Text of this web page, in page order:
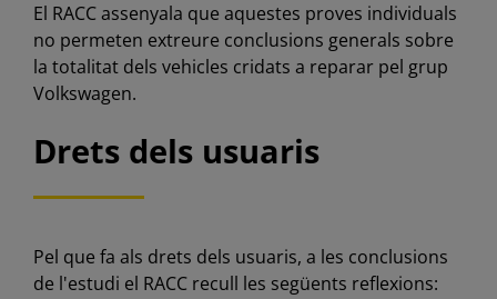
El RACC assenyala que aquestes proves individuals
no permeten extreure conclusions generals sobre
la totalitat dels vehicles cridats a reparar pel grup
Volkswagen.
Drets dels usuaris
Pel que fa als drets dels usuaris, a les conclusions
de l'estudi el RACC recull les següents reflexions: